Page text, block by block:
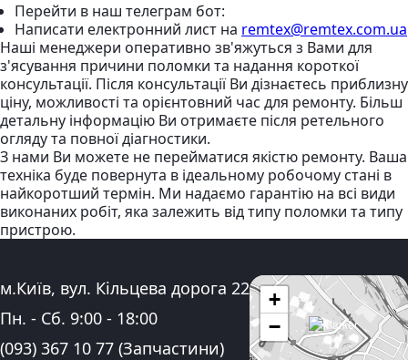
Перейти в наш телеграм бот:
Написати електронний лист на remtex@remtex.com.ua
Наші менеджери оперативно зв'яжуться з Вами для
з'ясування причини поломки та надання короткої
консультації. Після консультації Ви дізнаєтесь приблизну
ціну, можливості та орієнтовний час для ремонту. Більш
детальну інформацію Ви отримаєте після ретельного
огляду та повної діагностики.
З нами Ви можете не перейматися якістю ремонту. Ваша
техніка буде повернута в ідеальному робочому стані в
найкоротший термін. Ми надаємо гарантію на всі види
виконаних робіт, яка залежить від типу поломки та типу
пристрою.
Адреса:
м.Київ, вул. Кільцева дорога 22
Графік роботи:
Пн. - Сб. 9:00 - 18:00
Контактні номера телефону:
(093) 367 10 77 (Запчастини)
+
−